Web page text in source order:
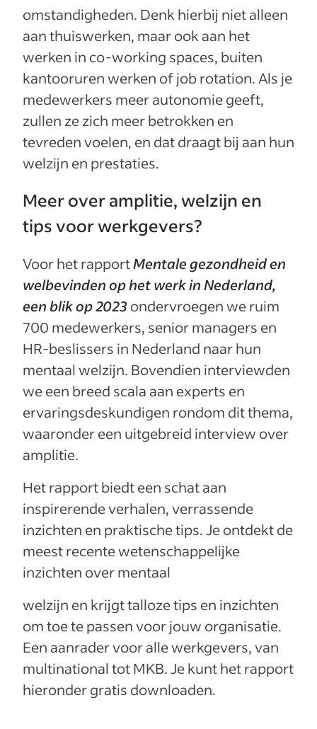
omstandigheden. Denk hierbij niet alleen
aan thuiswerken, maar ook aan het
werken in co-working spaces, buiten
kantooruren werken of job rotation. Als je
medewerkers meer autonomie geeft,
zullen ze zich meer betrokken en
tevreden voelen, en dat draagt bij aan hun
welzijn en prestaties.
Meer over amplitie, welzijn en
tips voor werkgevers?
Voor het rapportMentale gezondheid en
welbevinden op het werk in Nederland,
een blik op 2023ondervroegen we ruim
700 medewerkers, senior managers en
HR-beslissers in Nederland naar hun
mentaal welzijn. Bovendien interviewden
we een breed scala aan experts en
ervaringsdeskundigen rondom dit thema,
waaronder een uitgebreid interview over
amplitie.
Het rapport biedt een schat aan
inspirerende verhalen, verrassende
inzichten en praktische tips. Je ontdekt de
meest recente wetenschappelijke
inzichten over mentaal
welzijn en krijgt talloze tips en inzichten
om toe te passen voor jouw organisatie.
Een aanrader voor alle werkgevers, van
multinational tot MKB. Je kunt het rapport
hieronder gratis downloaden.